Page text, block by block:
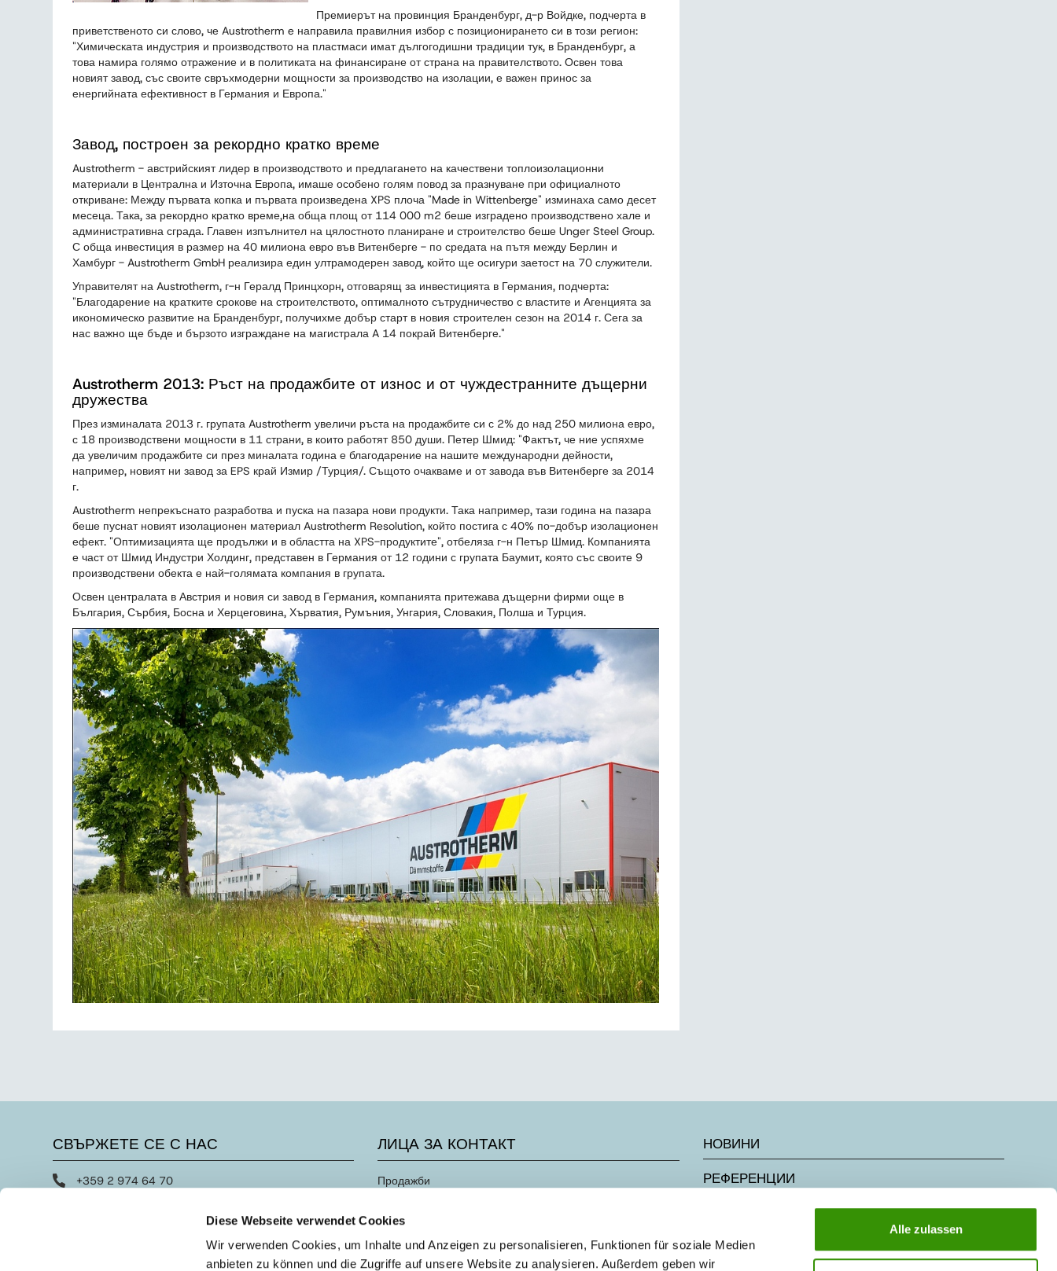
Diese Webseite verwendet Cookies
Wir verwenden Cookies, um Inhalte und Anzeigen zu personalisieren, Funktionen für soziale Medien
anbieten zu können und die Zugriffe auf unsere Website zu analysieren. Außerdem geben wir
Alle zulassen
Премиерът на провинция Бранденбург, д-р Войдке, подчерта в
приветственото си слово, че Austrotherm e направила правилния избор с позиционирането си в този регион:
"Химическата индустрия и производството на пластмаси имат дългогодишни традиции тук, в Бранденбург, а
това намира голямо отражение и в политиката на финансиране от страна на правителството. Освен това
новият завод, със своите свръхмодерни мощности за производство на изолации, е важен принос за
енергийната ефективност в Германия и Европа."
Завод, построен за рекордно кратко време
Austrotherm - австрийският лидер в производството и предлагането на качествени топлоизолационни
материали в Централна и Източна Европа, имаше особено голям повод за празнуване при официалното
откриване: Между първата копка и първата произведена XPS плоча "Made in Wittenberge" изминаха само десет
месеца. Така, за рекордно кратко време,на обща площ от 114 000 m2 беше изградено производствено хале и
административна сграда. Главен изпълнител на цялостното планиране и строителство беше Unger Steel Group.
С обща инвестиция в размер на 40 милиона евро във Витенберге - по средата на пътя между Берлин и
Хамбург - Austrotherm GmbH реализира един ултрамодерен завод, който ще осигури заетост на 70 служители.
Управителят на Austrotherm, г-н Гералд Принцхорн, отговарящ за инвестицията в Германия, подчерта:
"Благодарение на кратките срокове на строителството, оптималното сътрудничество с властите и Агенцията за
икономическо развитие на Бранденбург, получихме добър старт в новия строителен сезон на 2014 г. Сега за
нас важно ще бъде и бързото изграждане на магистрала A 14 покрай Витенберге."
Austrotherm 2013: Ръст на продажбите от износ и от чуждестранните дъщерни
дружества
През изминалата 2013 г. групата Austrotherm увеличи ръста на продажбите си с 2% до над 250 милиона евро,
с 18 производствени мощности в 11 страни, в които работят 850 души. Петер Шмид: "Фактът, че ние успяхме
да увеличим продажбите си през миналата година е благодарение на нашите международни дейности,
например, новият ни завод за EPS край Измир /Турция/. Същото очакваме и от завода във Витенберге за 2014
г.
Austrotherm непрекъснато разработва и пуска на пазара нови продукти. Така например, тази година на пазара
беше пуснат новият изолационен материал Austrotherm Resolution, който постига с 40% по-добър изолационен
ефект. "Оптимизацията ще продължи и в областта на XPS-продуктите", отбеляза г-н Петър Шмид. Компанията
е част от Шмид Индустри Холдинг, представен в Германия от 12 години с групата Баумит, която със своите 9
производствени обекта е най-голямата компания в групата.
Освен централата в Австрия и новия си завод в Германия, компанията притежава дъщерни фирми още в
България, Сърбия, Босна и Херцеговина, Хърватия, Румъния, Унгария, Словакия, Полша и Турция.
СВЪРЖЕТЕ СЕ С НАС
+359 2 974 64 70
ЛИЦА ЗА КОНТАКТ
Продажби
НОВИНИ
РЕФЕРЕНЦИИ
КАРИЕРА В АУСТРОТЕРМ
ISO 9001:2015